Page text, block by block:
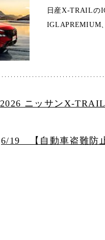
日産X-TRAILの
IGLAPREMIUM
2026 ニッサンX-
6/19 【自動車盗難防